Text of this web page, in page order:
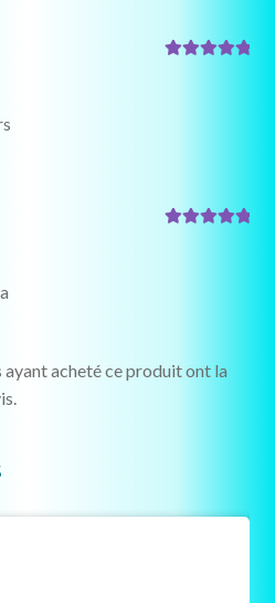
ayant acheté ce produit ont la